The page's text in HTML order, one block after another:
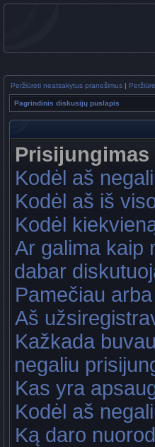
Peržiūrėti neatsakytus pranešimus |
Pagrindinis diskusijų puslapis
Kodėl aš
Kodėl aš iš
Kodėl
Ar galima kaip
dabar
Pamečiau
Aš
Kažkada
negaliu
Kas yra
Kodėl aš
Ką daro